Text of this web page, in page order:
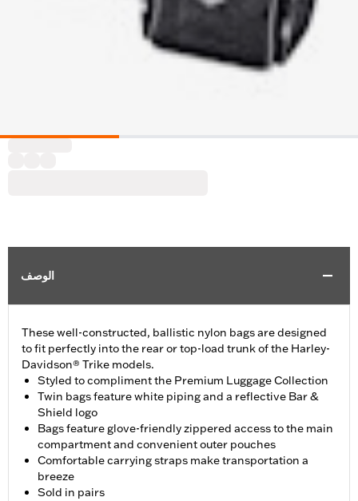
الوصف
These well-constructed, ballistic nylon bags are designed
to fit perfectly into the rear or top-load trunk of the Harley-
Davidson® Trike models.
Styled to compliment the Premium Luggage Collection
Twin bags feature white piping and a reflective Bar &
Shield logo
Bags feature glove-friendly zippered access to the main
compartment and convenient outer pouches
Comfortable carrying straps make transportation a
breeze
Sold in pairs